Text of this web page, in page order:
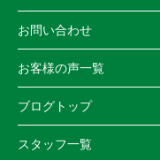
お問い合わせ
お客様の声一覧
ブログトップ
スタッフ一覧